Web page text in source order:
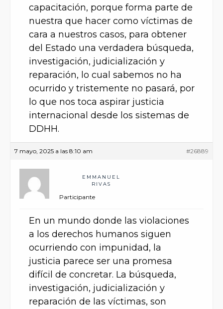
capacitación, porque forma parte de
nuestra que hacer como víctimas de
cara a nuestros casos, para obtener
del Estado una verdadera búsqueda,
investigación, judicialización y
reparación, lo cual sabemos no ha
ocurrido y tristemente no pasará, por
lo que nos toca aspirar justicia
internacional desde los sistemas de
DDHH.
7 mayo, 2025 a las 8:10 am #26889
EMMANUEL
RIVAS
Participante
En un mundo donde las violaciones
a los derechos humanos siguen
ocurriendo con impunidad, la
justicia parece ser una promesa
difícil de concretar. La búsqueda,
investigación, judicialización y
reparación de las víctimas, son